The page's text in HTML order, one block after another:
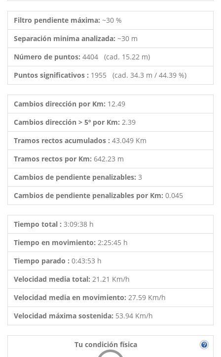
Filtro pendiente máxima: ~30 %
Separación minima analizada: ~30 m
Número de puntos: 4404 (cad. 15.22 m)
Puntos significativos : 1955 (cad. 34.3 m / 44.39 %)
Cambios dirección por Km: 12.49
Cambios dirección > 5º por Km: 2.39
Tramos rectos acumulados : 43.049 Km
Tramos rectos por Km: 642.23 m
Cambios de pendiente penalizables: 3
Cambios de pendiente penalizables por Km: 0.045
Tiempo total : 3:09:38 h
Tiempo en movimiento: 2:25:45 h
Tiempo parado : 0:43:53 h
Velocidad media total: 21.21 Km/h
Velocidad media en movimiento: 27.59 Km/h
Velocidad máxima sostenida: 53.94 Km/h
Tu condición física